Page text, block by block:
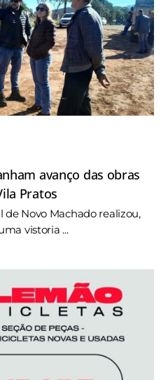
avanço das obras
Pratos
Novo Machado realizou,
vistoria ...